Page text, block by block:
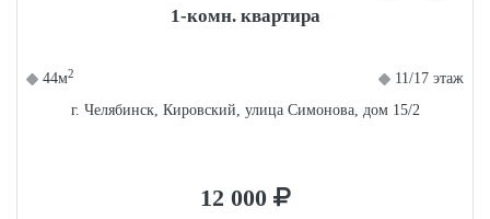
1-комн. квартира
44м2
11/17 этаж
г. Челябинск, Кировский, улица Симонова, дом 15/2
12 000